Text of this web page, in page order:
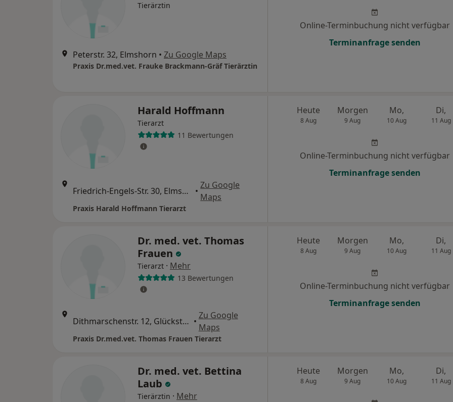
Tierärztin
Peterstr. 32, Elmshorn • Zu Google Maps
Praxis Dr.med.vet. Frauke Brackmann-Gräf Tierärztin
Online-Terminbuchung nicht verfügbar
Terminanfrage senden
Harald Hoffmann
Tierarzt
11 Bewertungen
Friedrich-Engels-Str. 30, Elmshorn •
Zu Google
Maps
Praxis Harald Hoffmann Tierarzt
Heute
8 Aug
Morgen
9 Aug
Mo,
10 Aug
Di,
11 Aug
Online-Terminbuchung nicht verfügbar
Terminanfrage senden
Dr. med. vet. Thomas
Frauen
Tierarzt · Mehr
13 Bewertungen
Dithmarschenstr. 12, Glückstadt •
Zu Google
Maps
Praxis Dr.med.vet. Thomas Frauen Tierarzt
Heute
8 Aug
Morgen
9 Aug
Mo,
10 Aug
Di,
11 Aug
Online-Terminbuchung nicht verfügbar
Terminanfrage senden
Dr. med. vet. Bettina
Laub
Tierärztin · Mehr
Heute
8 Aug
Morgen
9 Aug
Mo,
10 Aug
Di,
11 Aug